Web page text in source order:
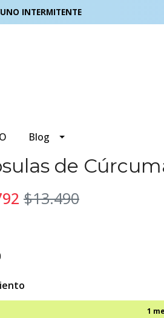
INTERMITENTE
Blog
de
$13.490
1